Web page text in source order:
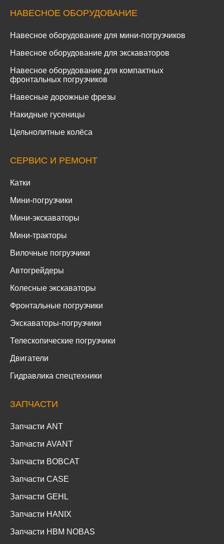
НАВЕСНОЕ ОБОРУДОВАНИЕ
Навесное оборудование для мини-погрузчиков
Навесное оборудование для экскаваторов
Навесное оборудование для компактных
фронтальных погрузчиков
Навесные дорожные фрезы
Накидные гусеницы
Цельнолитные колёса
СЕРВИС И РЕМОНТ
Катки
Мини-погрузчики
Мини-экскаваторы
Мини-тракторы
Вилочные погрузчики
Автогрейдеры
Колесные экскаваторы
Фронтальные погрузчики
Экскаваторы-погрузчики
Телескопические погрузчики
Двигатели
Гидравлика спецтехники
ЗАПЧАСТИ
Запчасти ANT
Запчасти AVANT
Запчасти BOBCAT
Запчасти CASE
Запчасти GEHL
Запчасти HANIX
Запчасти HBM NOBAS